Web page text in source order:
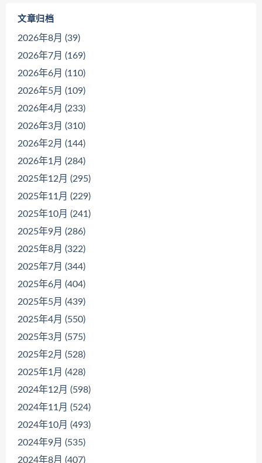
文章归档
2026年8月 (39)
2026年7月 (169)
2026年6月 (110)
2026年5月 (109)
2026年4月 (233)
2026年3月 (310)
2026年2月 (144)
2026年1月 (284)
2025年12月 (295)
2025年11月 (229)
2025年10月 (241)
2025年9月 (286)
2025年8月 (322)
2025年7月 (344)
2025年6月 (404)
2025年5月 (439)
2025年4月 (550)
2025年3月 (575)
2025年2月 (528)
2025年1月 (428)
2024年12月 (598)
2024年11月 (524)
2024年10月 (493)
2024年9月 (535)
2024年8月 (407)